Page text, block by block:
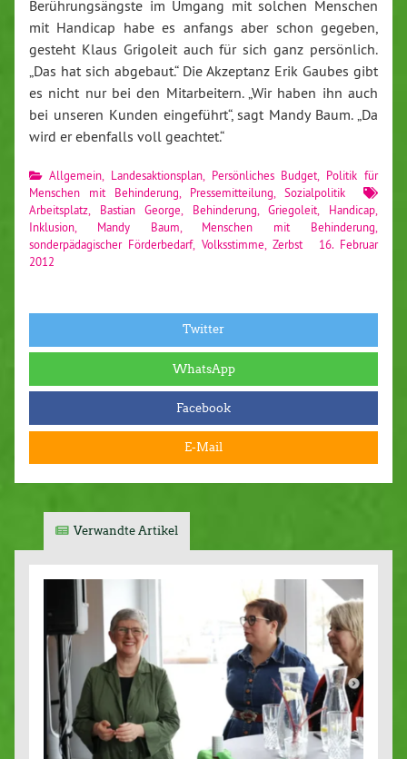
Berührungsängste im Umgang mit solchen Menschen
mit Handicap habe es anfangs aber schon gegeben,
gesteht Klaus Grigoleit auch für sich ganz persönlich.
„Das hat sich abgebaut.“ Die Akzeptanz Erik Gaubes gibt
es nicht nur bei den Mitarbeitern. „Wir haben ihn auch
bei unseren Kunden eingeführt“, sagt Mandy Baum. „Da
wird er ebenfalls voll geachtet.“
Allgemein, Landesaktionsplan, Persönliches Budget
Politik für
Menschen mit Behinderung
Pressemitteilung
Sozialpolitik
Arbeitsplatz
Bastian George Behinderung ,Griegoleit Handicap
Inklusion
Mandy Baum Menschen mit Behinderung
sonderpädagischer Förderbedarf, Volksstimme ,Zerbst
16. Februar
2012
Twitter
WhatsApp
Facebook
E-Mail
Verwandte Artikel